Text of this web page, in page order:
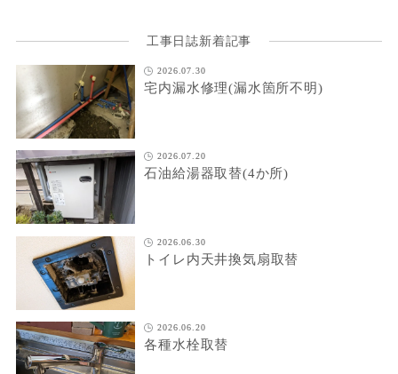
工事日誌新着記事
2026.07.30
宅内漏水修理(漏水箇所不明)
2026.07.20
石油給湯器取替(4か所)
2026.06.30
トイレ内天井換気扇取替
2026.06.20
各種水栓取替